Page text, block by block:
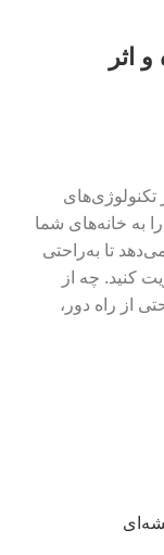
اثر
تکنولوژی‌های
به خانه‌های شما
تا به‌راحتی
کنید. چه از
از راه دور،